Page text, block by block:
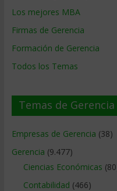
Los mejores MBA
Firmas de Gerencia
Formación de Gerencia
Todos los Temas
Temas de Gerencia
Empresas de Gerencia (38)
Gerencia (9.477)
Ciencias Económicas
Contabilidad (466)